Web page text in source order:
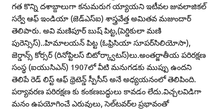
గత కొన్ని దశాబ్దాలుగా కనుమరుగ య్యాయని ఇటీవల జువలాజికల్‌
సర్వే ఆఫ్‌ ఇండియా (జెడ్‌ఎస్‌ఐ) శాస్త్రవేత్త అమితవ మజుందార్‌
తెలిపారు. అవి మణిపూర్‌ బుష్‌ పిట్ట,(పెర్డికులా మణి
పురెన్సిస్‌)..హిమాలయన్‌ పిట్ట (ఓఫ్రిసియా సూపర్‌సిలియోసా),
జెర్డాన్స్‌ కోర్సర్‌ (రినోప్టిలస్‌ బిటోర్క్వాటస్‌)లు.అంతర్జాతీయ పరిరక్షణ
సంస్థ (ఐయుసిఎన్‌) 1907లో వీటి మనుగడకు ముప్పు ఉందని
తెలిపే రెడ్‌ లిస్ట్‌ ఆఫ్‌ థ్రెటెన్డ్‌ స్పీసీస్‌ అనే అధ్యయనంలో తెలిపింది.
పర్యావరణ పరిరక్షణ కు కంకణబద్ధులు కావడం లేదు.విచ్చలవిడిగా
మనం ఉపయోగించే ఎరువులు, సెల్‌టవర్‌ల ప్రభావంతో